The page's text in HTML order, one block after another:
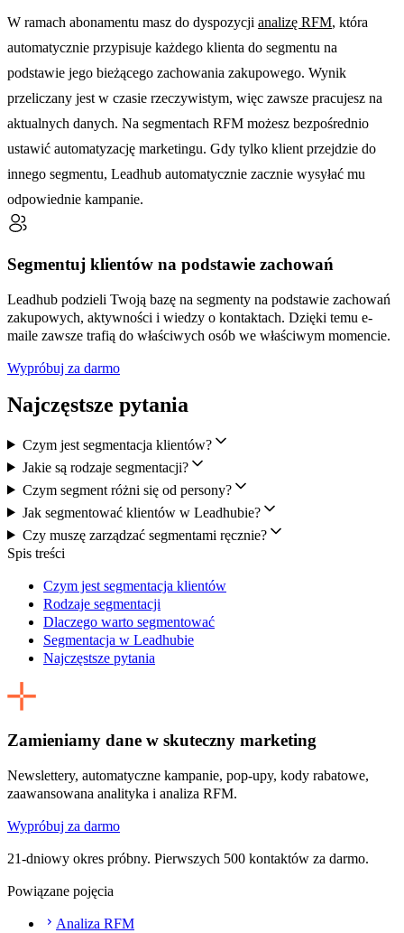
W ramach abonamentu masz do dyspozycji analizę RFM, która
automatycznie przypisuje każdego klienta do segmentu na
podstawie jego bieżącego zachowania zakupowego. Wynik
przeliczany jest w czasie rzeczywistym, więc zawsze pracujesz na
aktualnych danych. Na segmentach RFM możesz bezpośrednio
ustawić automatyzację marketingu. Gdy tylko klient przejdzie do
innego segmentu, Leadhub automatycznie zacznie wysyłać mu
odpowiednie kampanie.
Segmentuj klientów na podstawie zachowań
Leadhub podzieli Twoją bazę na segmenty na podstawie zachowań
zakupowych, aktywności i wiedzy o kontaktach. Dzięki temu e-
maile zawsze trafią do właściwych osób we właściwym momencie.
Wypróbuj za darmo
Najczęstsze pytania
Czym jest segmentacja klientów?
Jakie są rodzaje segmentacji?
Czym segment różni się od persony?
Jak segmentować klientów w Leadhubie?
Czy muszę zarządzać segmentami ręcznie?
Spis treści
Czym jest segmentacja klientów
Rodzaje segmentacji
Dlaczego warto segmentować
Segmentacja w Leadhubie
Najczęstsze pytania
Zamieniamy dane w skuteczny marketing
Newslettery, automatyczne kampanie, pop-upy, kody rabatowe,
zaawansowana analityka i analiza RFM.
Wypróbuj za darmo
21-dniowy okres próbny. Pierwszych 500 kontaktów za darmo.
Powiązane pojęcia
Analiza RFM